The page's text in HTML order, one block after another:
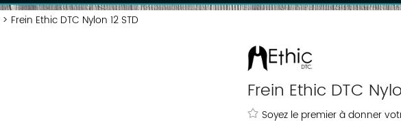
> Frein Ethic DTC Nylon 12 STD
Frein Ethic DTC
Soyez le premier à donner